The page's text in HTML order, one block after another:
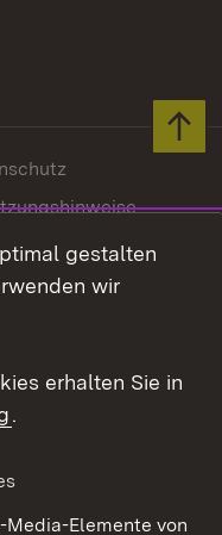
gestalten
wir
erhalten Sie in
.
Elemente von